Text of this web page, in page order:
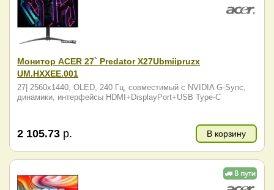
Монитор ACER 27` Predator X27Ubmiipruzx
UM.HXXEE.001
27| 2560x1440, OLED, 240 Гц, совместимый с NVIDIA G-Sync,
динамики, интерфейсы HDMI+DisplayPort+USB Type-C
2 105.73 р. В корзину